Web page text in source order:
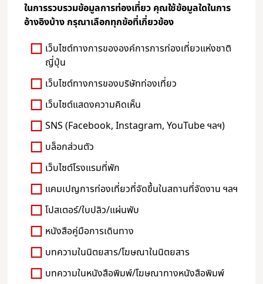
ในการรวบรวมข้อมูลการท่องเที่ยว คุณใช้ข้อมูลใดในการ
อ้างอิงบ้าง กรุณาเลือกทุกข้อที่เกี่ยวข้อง
เว็บไซต์ทางการขององค์การการท่องเที่ยวแห่งชาติ
ญี่ปุ่น
เว็บไซต์ทางการของบริษัทท่องเที่ยว
เว็บไซต์แสดงความคิดเห็น
SNS (Facebook, Instagram, YouTube ฯลฯ)
บล็อกส่วนตัว
เว็บไซต์โรงแรมที่พัก
แคมเปญการท่องเที่ยวที่จัดขึ้นในสถานที่จัดงาน ฯลฯ
โปสเตอร์/ใบปลิว/แผ่นพับ
หนังสือคู่มือการเดินทาง
บทความในนิตยสาร/โฆษณาในนิตยสาร
บทความในหนังสือพิมพ์/โฆษณาทางหนังสือพิมพ์